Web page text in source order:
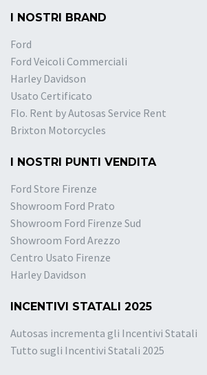
I NOSTRI BRAND
Ford
Ford Veicoli Commerciali
Harley Davidson
Usato Certificato
Flo. Rent by Autosas Service Rent
Brixton Motorcycles
I NOSTRI PUNTI VENDITA
Ford Store Firenze
Showroom Ford Prato
Showroom Ford Firenze Sud
Showroom Ford Arezzo
Centro Usato Firenze
Harley Davidson
INCENTIVI STATALI 2025
Autosas incrementa gli Incentivi Statali
Tutto sugli Incentivi Statali 2025